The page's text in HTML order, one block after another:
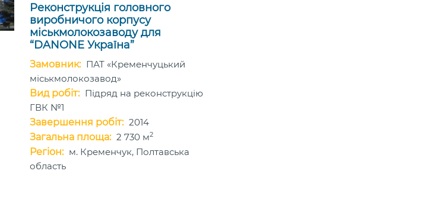
Реконструкція головного
виробничого корпусу
міськмолокозаводу для
“DANONE Україна”
Замовник: ПАТ «Кременчуцький
міськмолокозавод»
Вид робіт: Підряд на реконструкцію
ГВК №1
Завершення робіт: 2014
Загальна площа: 2 730 м2
Регіон: м. Кременчук, Полтавська
область